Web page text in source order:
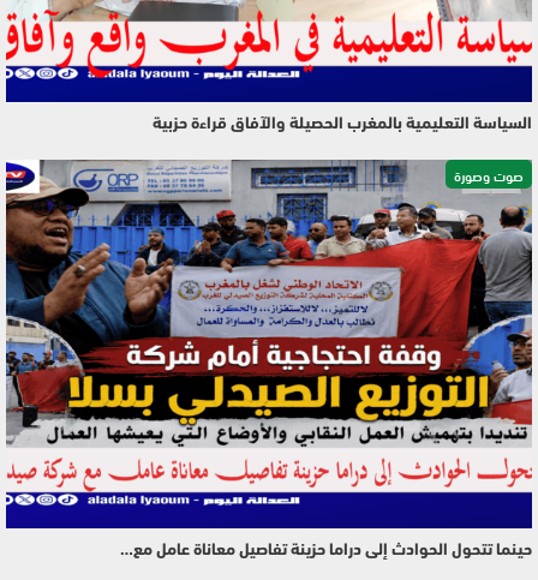
السياسة التعليمية بالمغرب الحصيلة والآفاق قراءة حزبية
صوت وصورة
حينما تتحول الحوادث إلى دراما حزينة تفاصيل معاناة عامل مع…